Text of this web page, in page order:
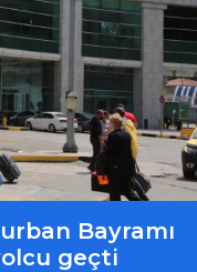
Bayramı
geçti